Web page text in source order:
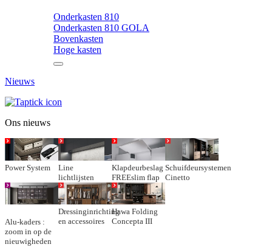
Onderkasten 810
Onderkasten 810 GOLA
Bovenkasten
Hoge kasten
Nieuws
Ons nieuws
Power System
Line
lichtlijsten
Klapdeurbeslag
FREEslim flap
Schuifdeursystemen
Cinetto
Alu-kaders :
zoom in op de
nieuwigheden
Dressinginrichting
en accessoires
Hawa Folding
Concepta III